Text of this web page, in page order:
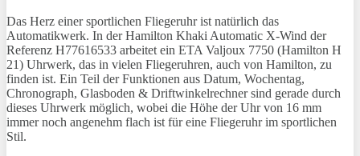
Das Herz einer sportlichen Fliegeruhr ist natürlich das
Automatikwerk. In der Hamilton Khaki Automatic X-Wind der
Referenz H77616533 arbeitet ein ETA Valjoux 7750 (Hamilton H
21) Uhrwerk, das in vielen Fliegeruhren, auch von Hamilton, zu
finden ist. Ein Teil der Funktionen aus Datum, Wochentag,
Chronograph, Glasboden & Driftwinkelrechner sind gerade durch
dieses Uhrwerk möglich, wobei die Höhe der Uhr von 16 mm
immer noch angenehm flach ist für eine Fliegeruhr im sportlichen
Stil.